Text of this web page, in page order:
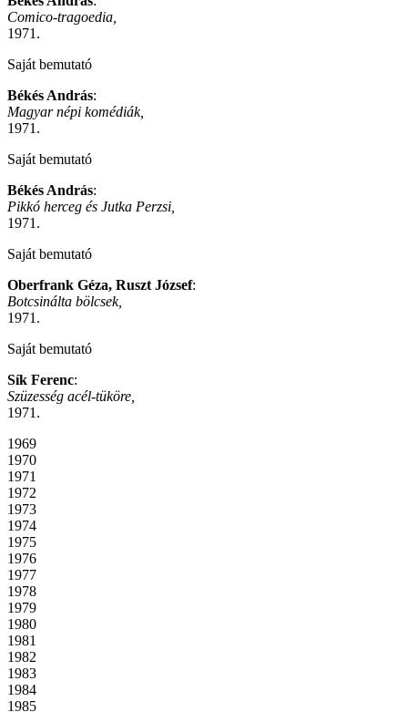
Comico-tragoedia,
1971.
Saját bemutató
Békés András:
Magyar népi komédiák,
1971.
Saját bemutató
Békés András:
Pikkó herceg és Jutka Perzsi,
1971.
Saját bemutató
Oberfrank Géza, Ruszt József:
Botcsinálta bölcsek,
1971.
Saját bemutató
Sík Ferenc:
Szüzesség acél-tüköre,
1971.
1969
1970
1971
1972
1973
1974
1975
1976
1977
1978
1979
1980
1981
1982
1983
1984
1985